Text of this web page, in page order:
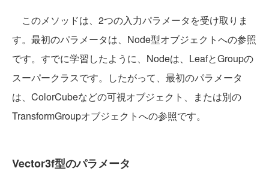
このメソッドは、2つの入力パラメータを受け取りま
す。最初のパラメータは、Node型オブジェクトへの参照
です。すでに学習したように、Nodeは、LeafとGroupの
スーパークラスです。したがって、最初のパラメータ
は、ColorCubeなどの可視オブジェクト、または別の
TransformGroupオブジェクトへの参照です。
Vector3f型のパラメータ